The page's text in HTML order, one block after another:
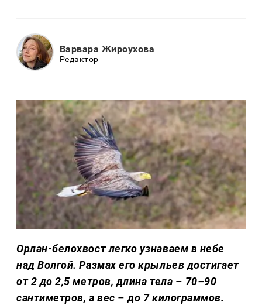
Варвара Жироухова
Редактор
Орлан-белохвост легко узнаваем в небе
над Волгой. Размах его крыльев достигает
от 2 до 2,5 метров, длина тела – 70–90
сантиметров, а вес – до 7 килограммов.